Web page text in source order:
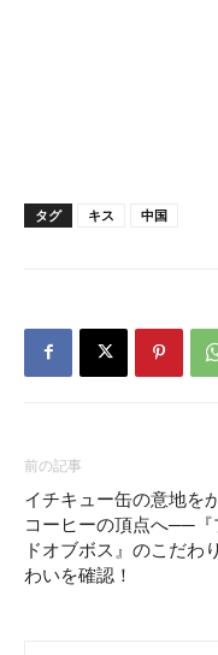
タグ キス 中国
前の記事
イチキュー缶の意地を
コーヒーの頂点へ──『
ドオブボス』のこだわ
わいを確認！